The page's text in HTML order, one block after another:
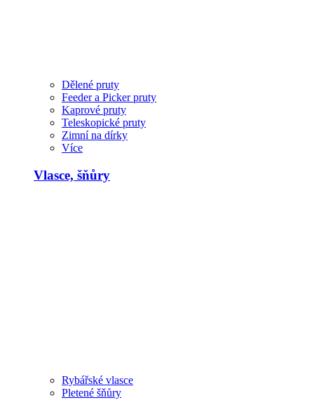
Dělené pruty
Feeder a Picker pruty
Kaprové pruty
Teleskopické pruty
Zimní na dírky
Více
Vlasce, šňůry
Rybářské vlasce
Pletené šňůry